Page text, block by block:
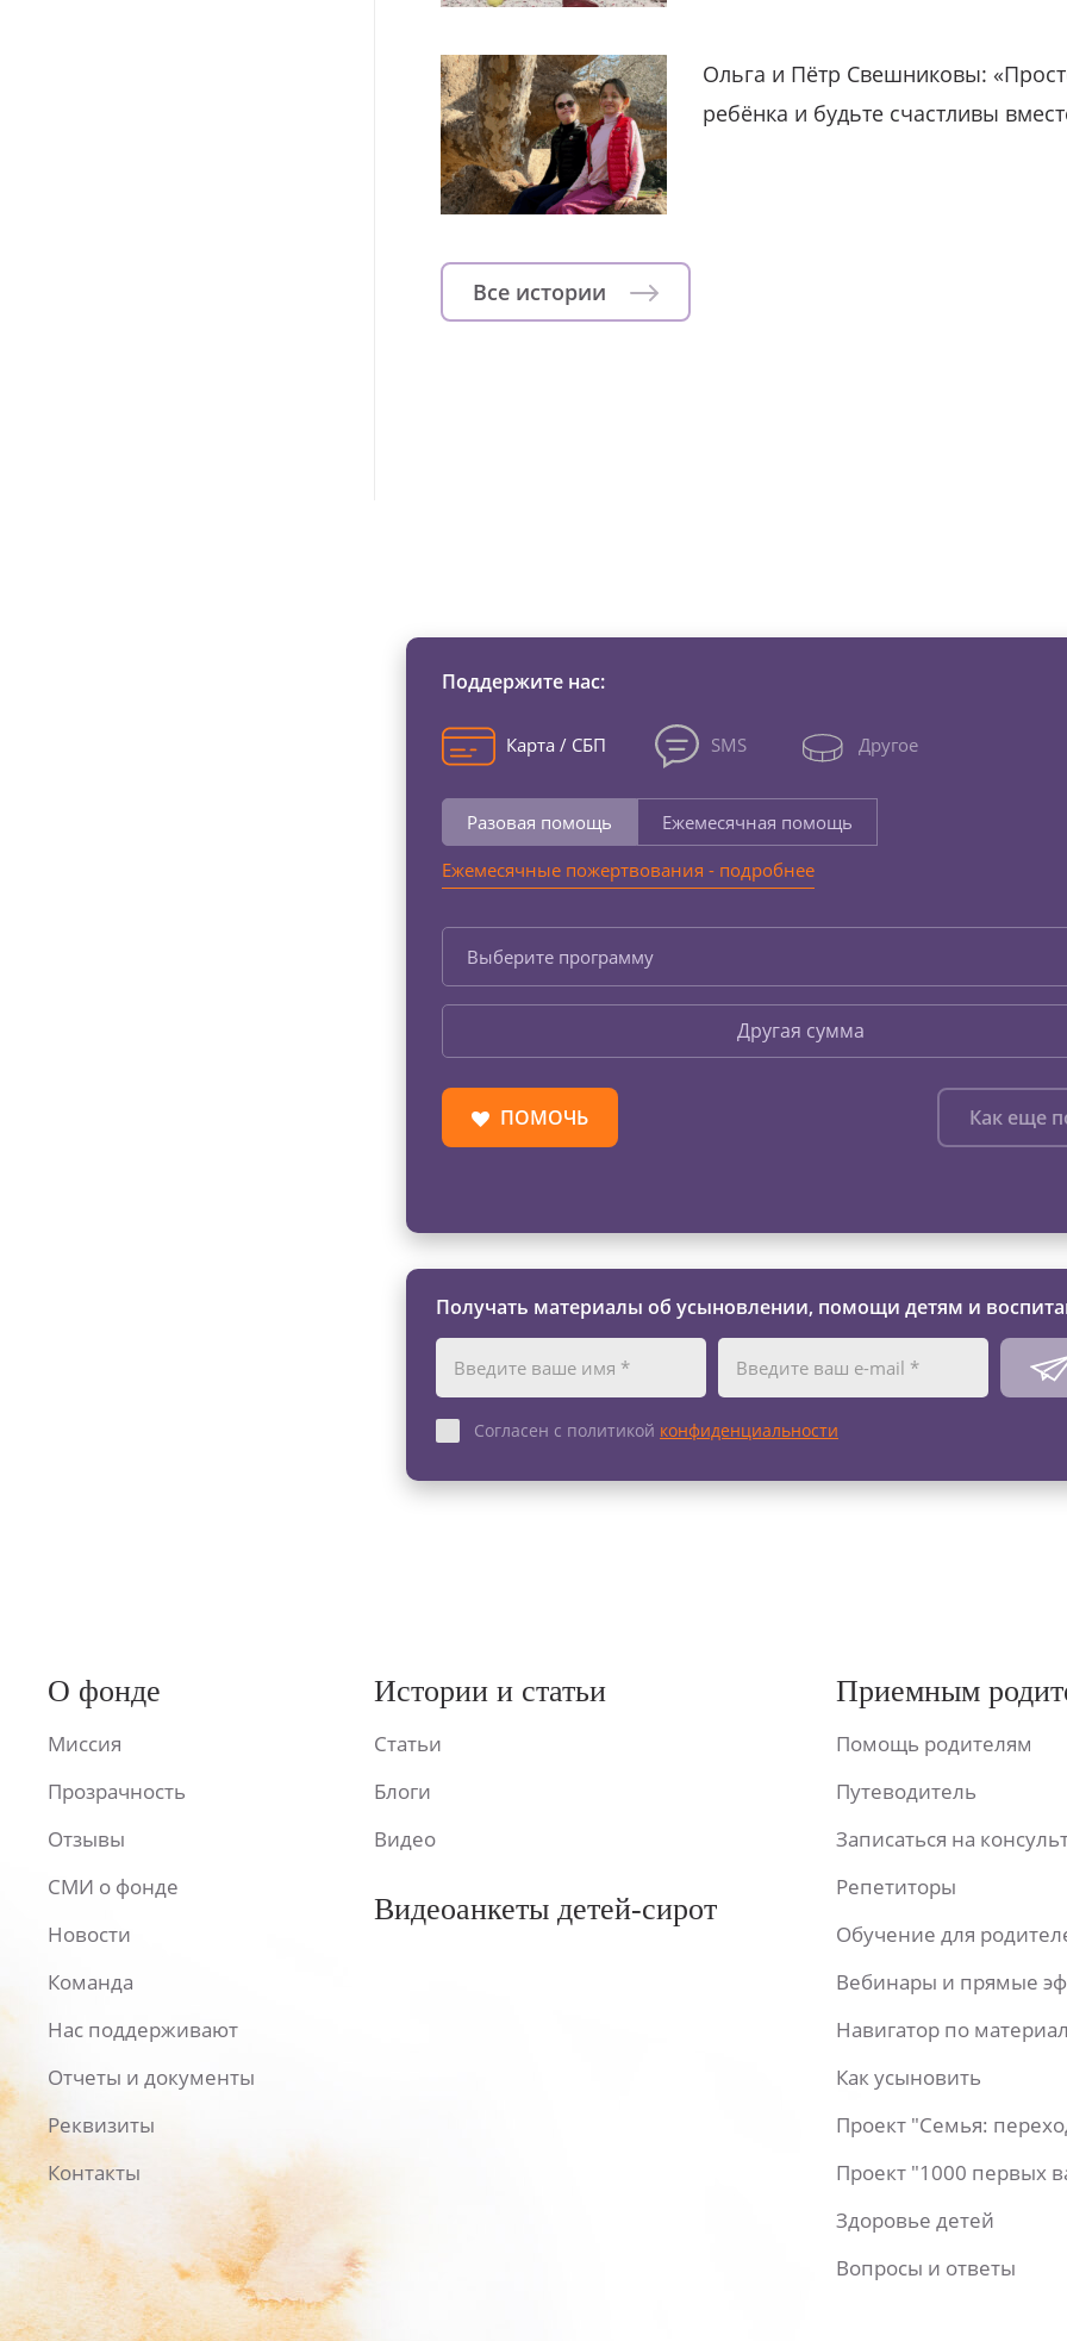
Ольга и Пётр Свешниковы:
ребёнка и будьте счастливы
Все истории
Поддержите нас:
Карта / СБП SMS Другое
Разовая помощь
Ежемесячная помощь
Ежемесячные пожертвования - подробнее
Выберите программу
Другая сумма
ПОМОЧЬ Как еще
Получать материалы об усыновлении, помощи детям и
Согласен с политикой конфиденциальности
О фонде
Миссия
Прозрачность
Отзывы
СМИ о фонде
Новости
Команда
Нас поддерживают
Отчеты и документы
Реквизиты
Контакты
Истории и статьи
Статьи
Блоги
Видео
Видеоанкеты детей-сирот
Приемным
Помощь родителям
Путеводитель
Записаться на
Репетиторы
Обучение для
Вебинары и прямые
Навигатор по
Как усыновить
Проект "Семья:
Проект "1000 первых
Здоровье детей
Вопросы и ответы